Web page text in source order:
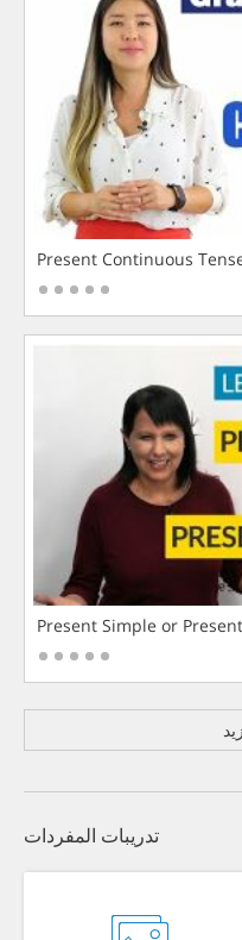
Present Continuous
Present Simple or
تدريبات المفردات